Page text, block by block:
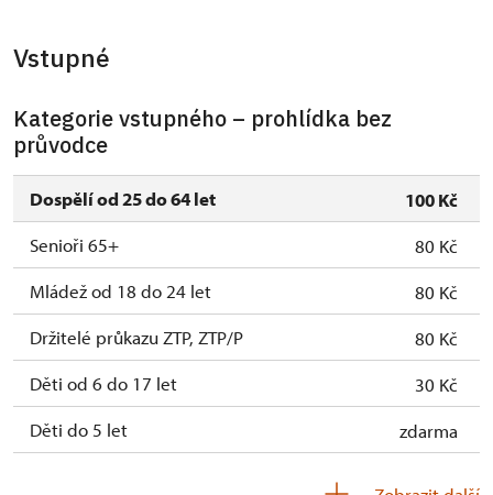
Vstupné
Kategorie vstupného – prohlídka bez
průvodce
Dospělí od 25 do 64 let
100 Kč
Senioři 65+
80 Kč
Mládež od 18 do 24 let
80 Kč
Držitelé průkazu ZTP, ZTP/P
80 Kč
Děti od 6 do 17 let
30 Kč
Děti do 5 let
zdarma